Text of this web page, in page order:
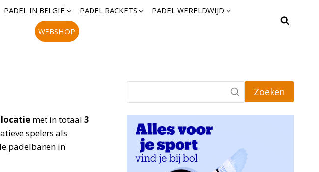
PADEL IN BELGIË PADEL RACKETS PADEL WERELDWIJD
WEBSHOP
met in totaal 3
spelers als
padelbanen in
Zoeken